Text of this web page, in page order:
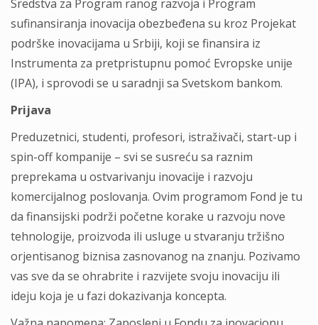
Sredstva za Program ranog razvoja i Program
sufinansiranja inovacija obezbeđena su kroz Projekat
podrške inovacijama u Srbiji, koji se finansira iz
Instrumenta za pretpristupnu pomoć Evropske unije
(IPA), i sprovodi se u saradnji sa Svetskom bankom.
Prijava
Preduzetnici, studenti, profesori, istraživači, start-up i
spin-off kompanije – svi se susreću sa raznim
preprekama u ostvarivanju inovacije i razvoju
komercijalnog poslovanja. Ovim programom Fond je tu
da finansijski podrži početne korake u razvoju nove
tehnologije, proizvoda ili usluge u stvaranju tržišno
orjentisanog biznisa zasnovanog na znanju. Pozivamo
vas sve da se ohrabrite i razvijete svoju inovaciju ili
ideju koja je u fazi dokazivanja koncepta.